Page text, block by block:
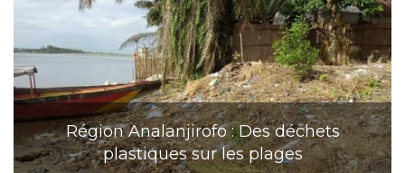
Région Analanjirofo : Des déchets
plastiques sur les plages